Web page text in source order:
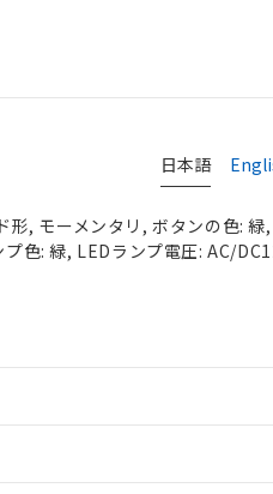
日本語
, モーメンタリ, ボタンの色: 緑
色: 緑, LEDランプ電圧: AC/